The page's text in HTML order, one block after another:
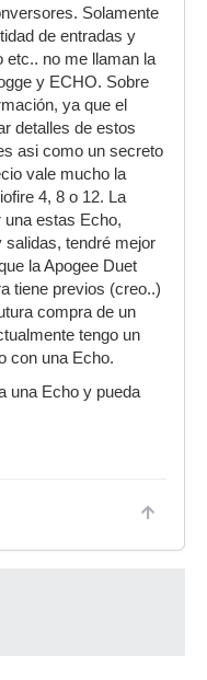
Solamente
de entradas y
etc.. no me llaman la
y ECHO. Sobre
ya que el
detalles de estos
asi como un secreto
vale mucho la
4, 8 o 12. La
una estas Echo,
salidas, tendré mejor
la Apogee Duet
tiene previos (creo..)
compra de un
tengo un
con una Echo.
una Echo y pueda